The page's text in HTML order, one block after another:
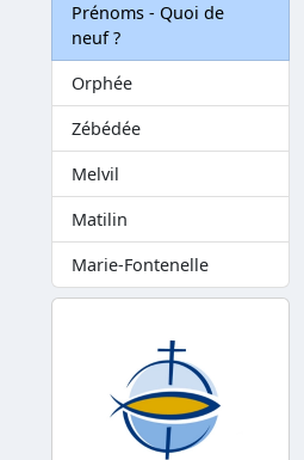
Prénoms - Quoi de
neuf ?
Orphée
Zébédée
Melvil
Matilin
Marie-Fontenelle